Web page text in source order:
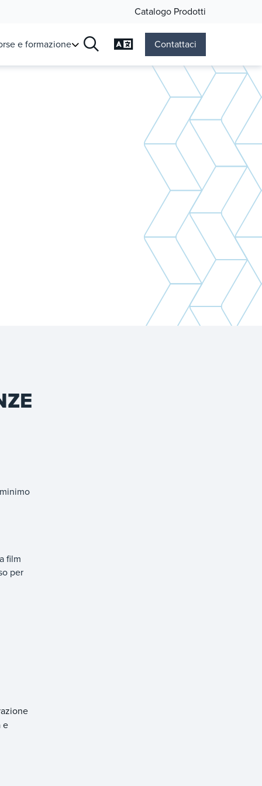
Catalogo Prodotti
e formazione Cambia lingua
Contattaci
film
per
e